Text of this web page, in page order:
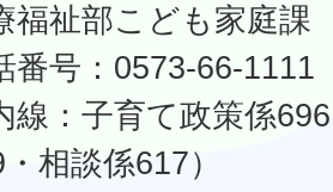
福祉部こども家庭課
番号：0573-66-1111
線：子育て政策係
相談係617）